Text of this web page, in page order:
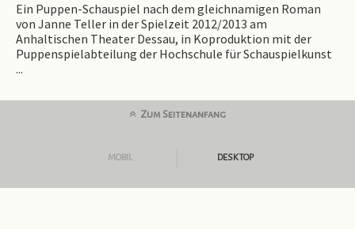
Ein Puppen-Schauspiel nach dem gleichnamigen Roman
von Janne Teller in der Spielzeit 2012/2013 am
Anhaltischen Theater Dessau, in Koproduktion mit der
Puppenspielabteilung der Hochschule für Schauspielkunst
...
Zum Seitenanfang
MOBIL DESKTOP